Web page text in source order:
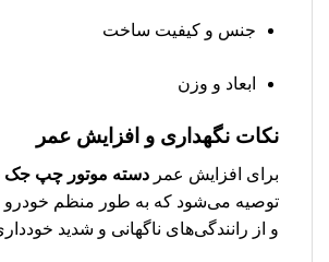
جنس و کیفیت ساخت
ابعاد و وزن
نکات نگهداری و افزایش عمر
برای افزایش عمر دسته موتور چپ جک S5 اتومات
توصیه می‌شود که به طور منظم خودرو
و از رانندگی‌های ناگهانی و شدید